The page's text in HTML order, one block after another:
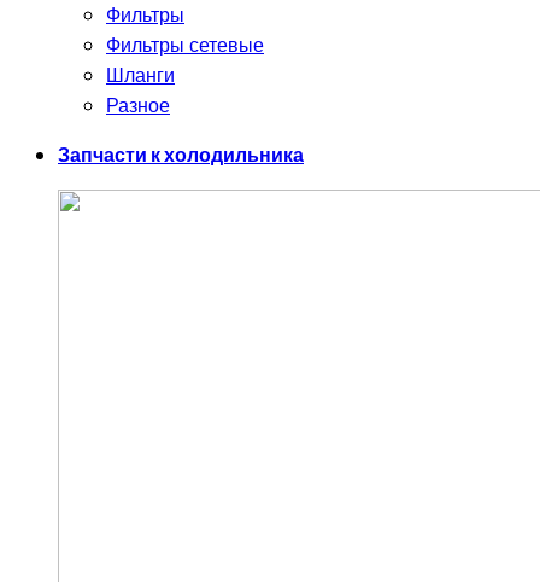
Фильтры
Фильтры сетевые
Шланги
Разное
Запчасти к холодильника